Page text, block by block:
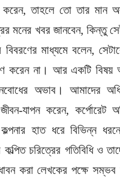
করেন, তাহলে তো তার
মনের খবর জানবেন, কিন্তু
বিবরণের মাধ্যমে বলেন,
করেন না। আর একটি বিষয়
অভাব। আমাদের
যাপন করেন, কর্পোরেট
হাত ধরে বিভিন্ন
চরিত্রের গতিবিধি ও
করা লেখকের পক্ষে